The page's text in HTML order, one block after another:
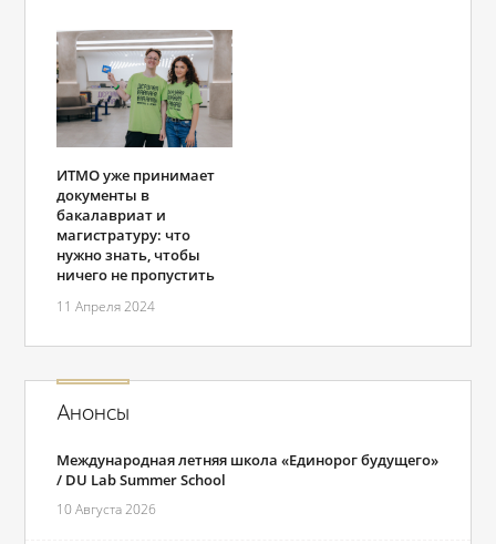
ИТМО уже принимает
документы в
бакалавриат и
магистратуру: что
нужно знать, чтобы
ничего не пропустить
11 Апреля 2024
Анонсы
Международная летняя школа «Единорог будущего»
/ DU Lab Summer School
10 Августа 2026